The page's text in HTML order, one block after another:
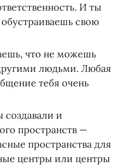
И ты
свою
что не можешь
людьми. Любая
тебя очень
и
пространств —
пространства для
центры или центры